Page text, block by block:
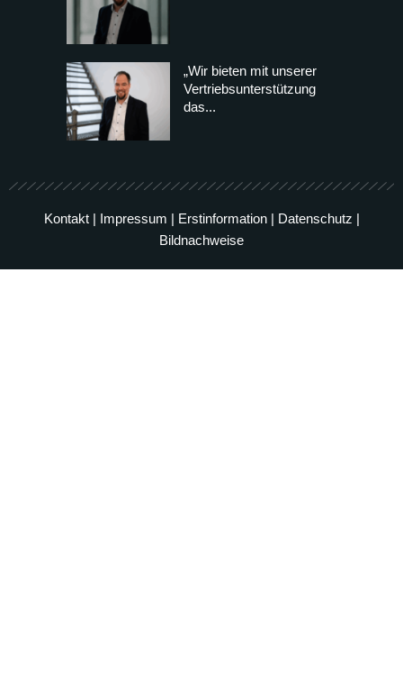
„Wir bieten mit unserer
Vertriebsunterstützung
das...
Kontakt| Impressum | Erstinformation| Datenschutz |
Bildnachweise